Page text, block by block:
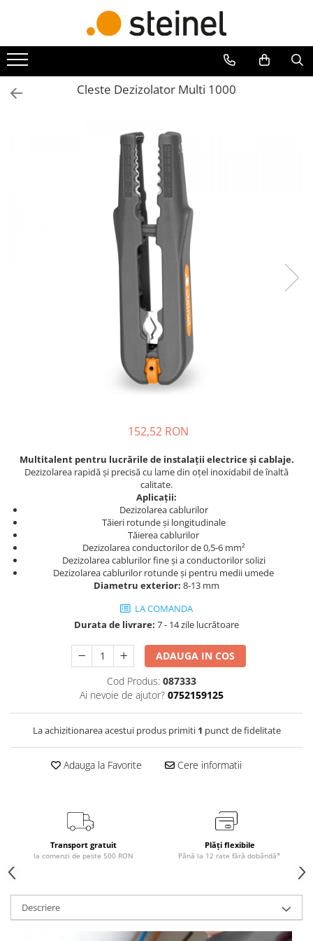
Toate Produsele
Lămpi
Lampi de exterior
Pistoale de lipit si accesorii
Suflante cu aer cald si accesorii
Suflante cu aer cald
Duze suflante
Alte accesorii
Cleste Dezizolator Multi 1000
152,52 RON
Multitalent pentru lucrările de instalații electrice și cablaje.
Dezizolarea rapidă și precisă cu lame din oțel inoxidabil de înaltă
calitate.
Aplicații:
Dezizolarea cablurilor
Tăieri rotunde și longitudinale
Tăierea cablurilor
Dezizolarea conductorilor de 0,5-6 mm²
Dezizolarea cablurilor fine și a conductorilor solizi
Dezizolarea cablurilor rotunde și pentru medii umede
Diametru exterior: 8-13 mm
LA COMANDA
Durata de livrare: 7 - 14 zile lucrătoare
ADAUGA IN COS
Cod Produs: 087333
Ai nevoie de ajutor? 0752159125
La achizitionarea acestui produs primiti 1 punct de fidelitate
Adauga la Favorite Cere informatii
Transport gratuit
la comenzi de peste 500 RON
Plăți flexibile
Până la 12 rate fără dobândă*
Descriere